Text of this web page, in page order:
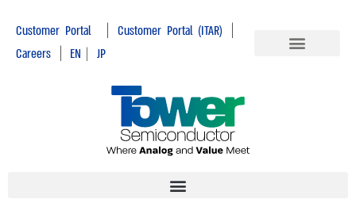
Customer Portal| Customer Portal (ITAR) |
Careers | EN | JP